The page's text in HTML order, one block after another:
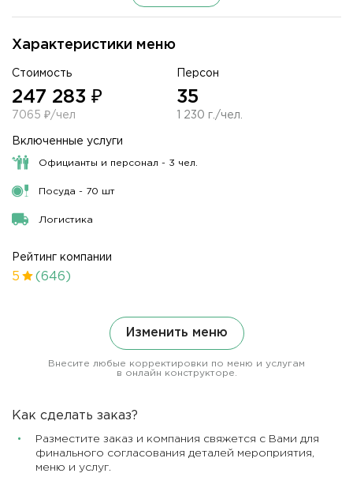
Характеристики меню
Стоимость
247 283 ₽
7065 ₽/чел
Персон
35
1 230 г./чел.
Включенные услуги
Официанты и персонал - 3 чел.
Посуда - 70 шт
Логистика
Рейтинг компании
5 (646)
Изменить меню
Внесите любые корректировки по меню и услугам
в онлайн конструкторе.
Как сделать заказ?
Разместите заказ и компания свяжется с Вами для
финального согласования деталей мероприятия,
меню и услуг.